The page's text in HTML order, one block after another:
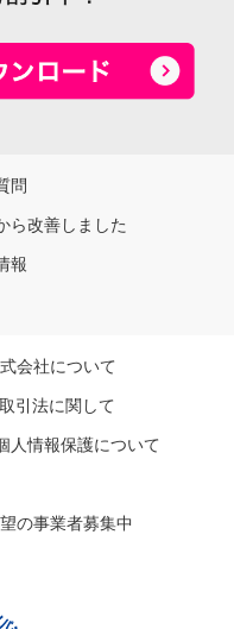
問
ら改善しました
報
会社について
引法に関して
人情報保護について
の事業者募集中